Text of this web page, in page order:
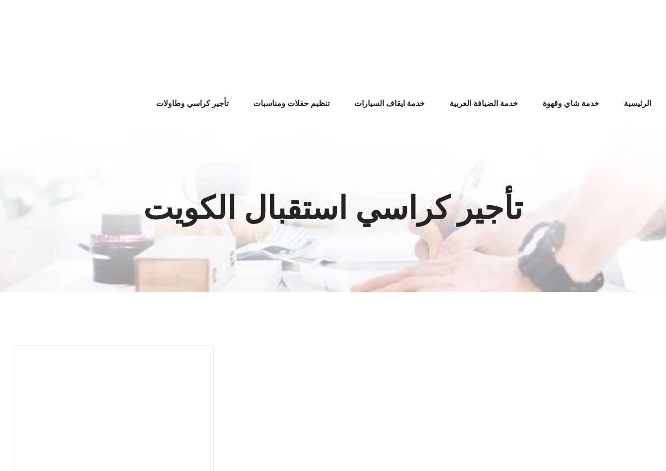
الرئيسية خدمة شاي وقهوة خدمة الضيافة العربية خدمة ايقاف السيارات تنظيم حفلات ومناسبات تأجير كراسي وطاولات
تأجير كراسي استقبال الكويت